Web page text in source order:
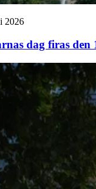
2026
dag firas den